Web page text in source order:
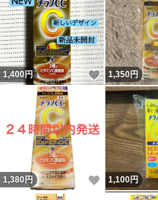
1,400 円 いいね！
1,350円
1,380 円 いいね！
1,100円